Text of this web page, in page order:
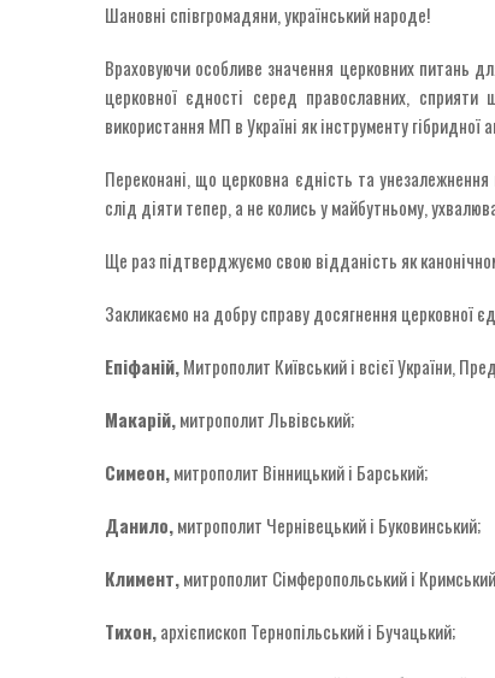
Шановні співгромадяни, український народе!
Враховуючи особливе значення церковних питань
церковної єдності серед православних, сприяти
використання МП в Україні як інструменту гібридної
Переконані, що церковна єдність та
слід діяти тепер, а не колись у майбутньому,
Ще раз підтверджуємо свою відданість як
Закликаємо на добру справу досягнення церковної
Епіфаній,Митрополит Київський і всієї України,
Макарій,митрополит Львівський;
Симеон,митрополит Вінницький і Барський;
Данило,митрополит Чернівецький і Буковинський;
Климент,митрополит Сімферопольський і
Тихон,архієпископ Тернопільський і Бучацький;